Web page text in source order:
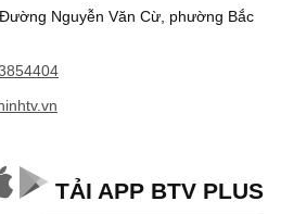
Nguyễn Văn Cừ, phường Bắc
TẢI APP BTV PLUS